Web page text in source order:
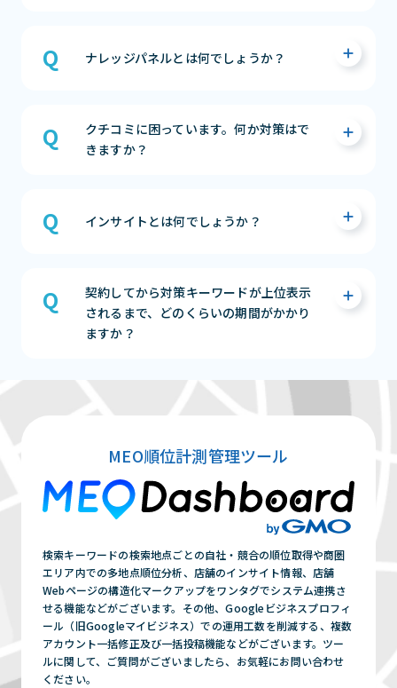
まずは相談する（無料）
・無料で集客活動ができる
詳細」や「属性」項目にて設定いただくこと
「ドライブスルー」「テイクアウト」「高齢
者限定の時間」など、サービスによって営業時
ます。
【属性】※飲食店限定
Googleビジネスプロフィール管理画面の「情
報」→「属性」から設定することができます。
ウト」「デリバリー」のアイコンが出るように
まずは相談する（無料）
ナレッジパネルとは何でしょうか？
ースには通常のWebサイト検索結果が表示さ
れ、右側にはビジネスの詳細が表示されます。
まずは相談する（無料）
クチコミに困っています。何か対策はで
きますか？
クチコミの一括返信や、テンプレートでのク
ますので、過去からの店舗の接客レベルがあが
っているかの確認ができ、日々のPDCAでより
よい店舗営業をすることが可能になります。
インサイトとは何でしょうか？
れたかを確認できます。
Google 検索やGoogle マップが使われるか、
検索後どのような行動を取ったかの確認をす
契約してから対策キーワードが上位表示
されるまで、どのくらいの期間がかかり
ますか？
GoogleのMAPアルゴリズムや、GMBにリンク
上位表示がなされる期間に関しては、選定キ
ーワードや、現在のお客様のWEB周りの
Google評価により左右されてしまいますの
で、一概に期間は限定できません。
まずは相談する（無料）
MEO順位計測管理ツール
検索キーワードの検索地点ごとの自社・競合の順位取得や商圏
エリア内での多地点順位分析、店舗のインサイト情報、店舗
Webページの構造化マークアップをワンタグでシステム連携さ
せる機能などがございます。その他、Googleビジネスプロフィ
ール（旧Googleマイビジネス）での運用工数を削減する、複数
アカウント一括修正及び一括投稿機能などがございます。ツー
ルに関して、ご質問がございましたら、お気軽にお問い合わせ
ください。